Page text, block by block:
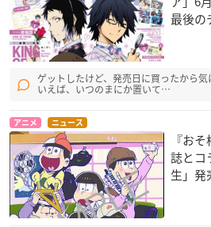
最後の
ゲットしたけど、発売日に買ったから
いえば、いつのまにか置いて…
アニメ ニュース
『お
誌とコ
生」発